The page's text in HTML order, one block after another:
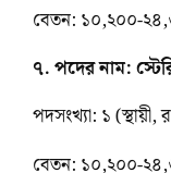
বেতন: ১০,২০০-
৭. পদের নাম:
পদসংখ্যা: ১ (স্থায়ী,
বেতন: ১০,২০০-